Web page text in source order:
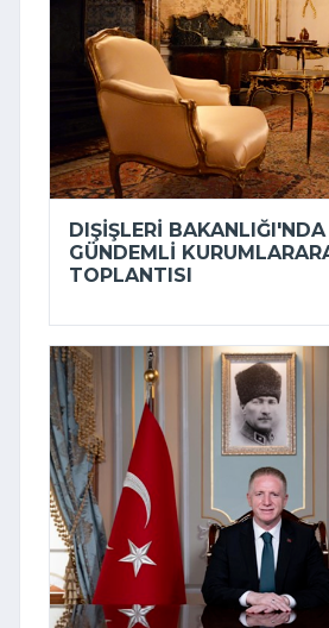
DIŞIŞLERI BAKANLIĞI'NDA
GÜNDEMLI
TOPLANTISI